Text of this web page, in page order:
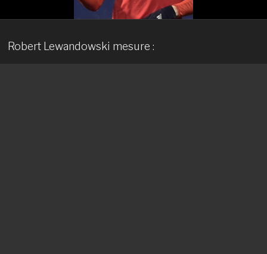
Robert Lewandowski mesure :